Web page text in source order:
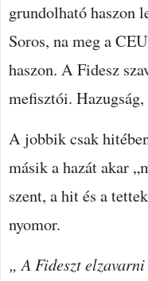
grundolható haszon
Soros, na meg a
haszon. A Fidesz
mefisztói. Hazugság,
A jobbik csak
másik a hazát akar
szent, a hit és a
nyomor.
„ A Fideszt